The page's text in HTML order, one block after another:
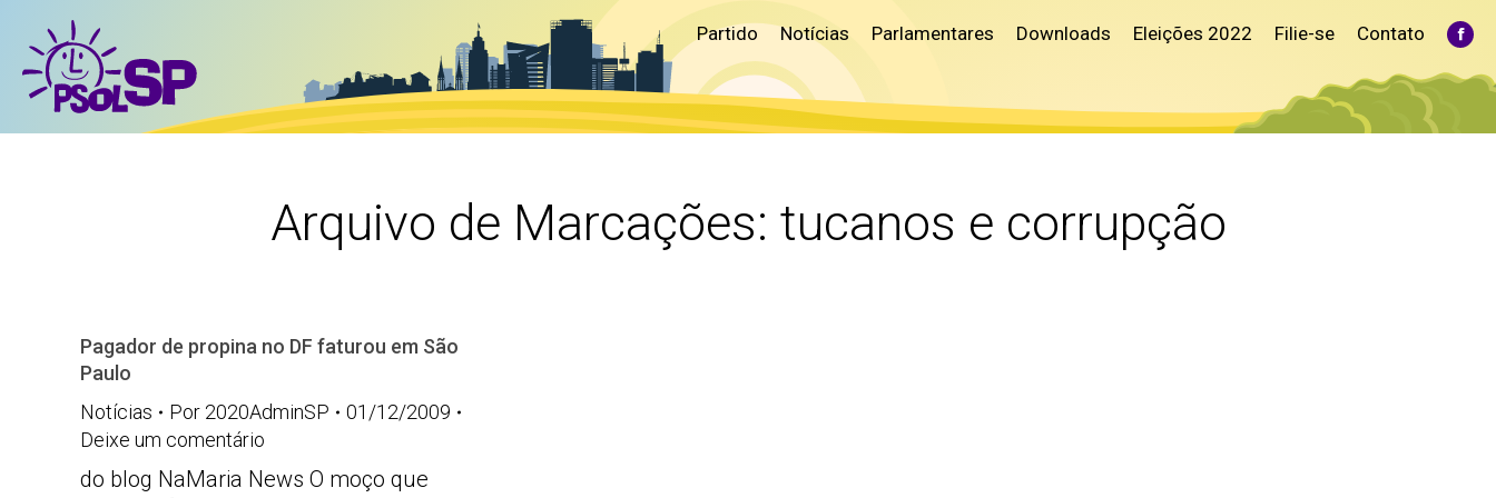
Partido Notícias Parlamentares Downloads Eleições 2022 Filie-se Contato
Arquivo de Marcações: tucanos e corrupção
Pagador de propina no DF faturou em São
Paulo
Notícias
Por 2020AdminSP
01/12/2009
Deixe um comentário
do blog NaMaria News O moço que